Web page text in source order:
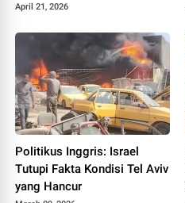
April 21, 2026
Politikus Inggris: Israel
Tutupi Fakta Kondisi Tel Aviv
yang Hancur